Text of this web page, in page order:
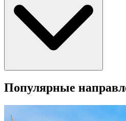
Популярные